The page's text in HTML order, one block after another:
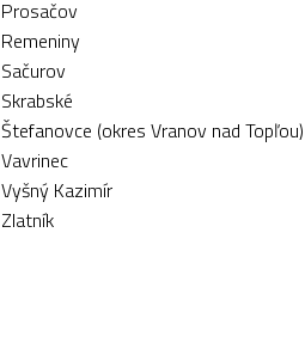
Prosačov
Remeniny
Sačurov
Skrabské
Štefanovce (okres Vranov nad Topľou)
Vavrinec
Vyšný Kazimír
Zlatník